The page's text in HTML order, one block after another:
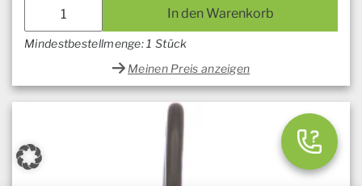
In den Warenkorb
Mindestbestellmenge: 1 Stück
Meinen Preis anzeigen